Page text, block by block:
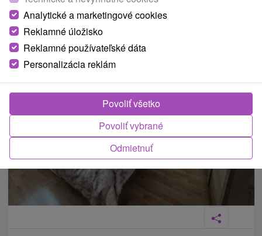
Analytické a marketingové cookies
Reklamné úložisko
Reklamné používateľské dáta
Personalizácia reklám
Odmietnuť
Povoliť vybrané
Povoliť všetko